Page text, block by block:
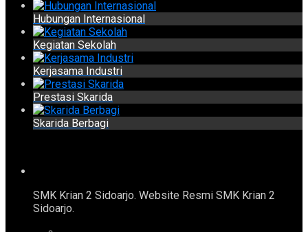
Hubungan Internasional
Kegiatan Sekolah
Kerjasama Industri
Prestasi Skarida
Skarida Berbagi
SMK Krian 2 Sidoarjo. Website Resmi SMK Krian 2
Sidoarjo.